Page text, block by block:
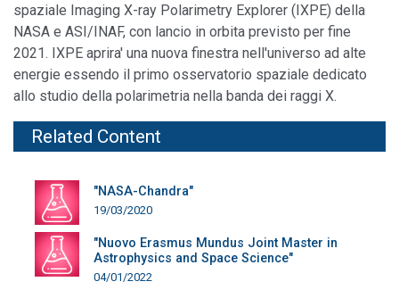
spaziale Imaging X-ray Polarimetry Explorer (IXPE) della
NASA e ASI/INAF, con lancio in orbita previsto per fine
2021. IXPE aprira' una nuova finestra nell'universo ad alte
energie essendo il primo osservatorio spaziale dedicato
allo studio della polarimetria nella banda dei raggi X.
Related Content
"NASA-Chandra"
19/03/2020
"Nuovo Erasmus Mundus Joint Master in
Astrophysics and Space Science"
04/01/2022